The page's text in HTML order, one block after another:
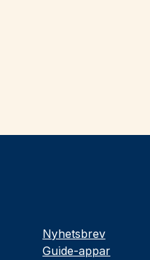
Nyhetsbrev
Guide-appar